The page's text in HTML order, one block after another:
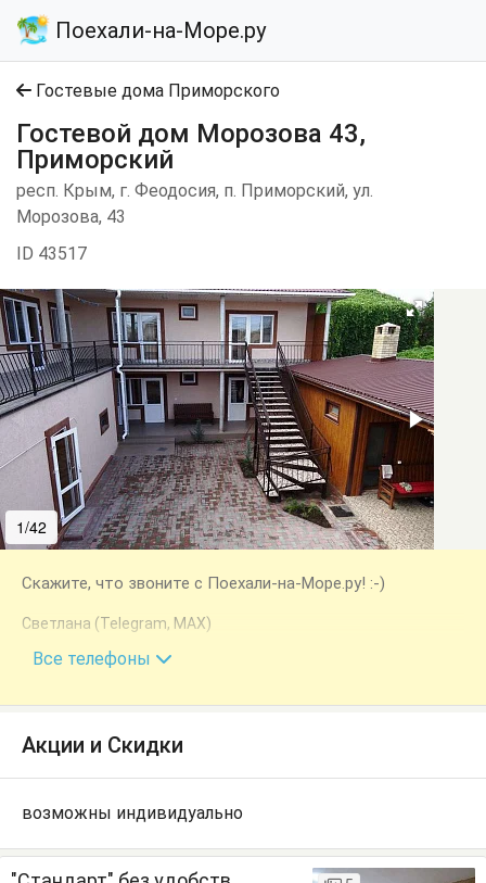
Поехали-на-Море.ру
Гостевые дома Приморского
Гостевой дом Морозова 43,
Приморский
респ. Крым, г. Феодосия, п. Приморский, ул.
Морозова, 43
ID 43517
1/42
Скажите, что звоните с Поехали-на-Море.ру! :-)
Светлана (Telegram, MAX)
+7 (978) 286-20-48
Все телефоны
Акции и Скидки
возможны индивидуально